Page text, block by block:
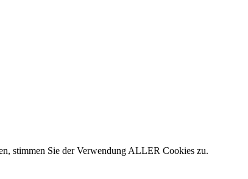
stimmen Sie der Verwendung ALLER Cookies zu.